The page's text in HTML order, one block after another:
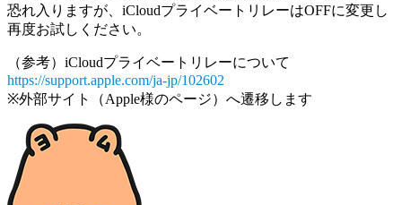
恐れ入りますが、iCloudプライベートリレーはOFFに変更し
再度お試しください。
（参考）iCloudプライベートリレーについて
https://support.apple.com/ja-jp/102602
※外部サイト（Apple様のページ）へ遷移します